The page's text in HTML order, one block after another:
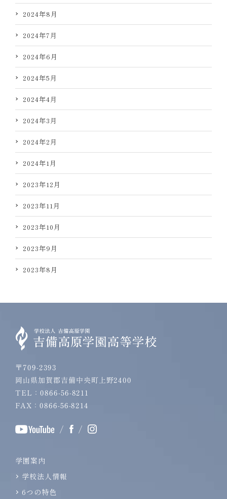
2024年8月
2024年7月
2024年6月
2024年5月
2024年4月
2024年3月
2024年2月
2024年1月
2023年12月
2023年11月
2023年10月
2023年9月
2023年8月
〒709-2393
岡山県加賀郡吉備中央町上野2400
TEL：0866-56-8211
FAX：0866-56-8214
/ /
学園案内
学校法人情報
6つの特色